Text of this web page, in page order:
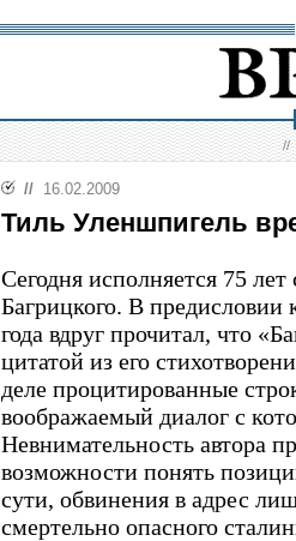
//
// 16.02.2009
Тиль Уленшпигель
Сегодня исполняется 75
Багрицкого. В предисловии
года вдруг прочитал, что
цитатой из его
деле процитированные
воображаемый диалог с
Невнимательность автора
возможности понять
сути, обвинения в адрес
смертельно опасного